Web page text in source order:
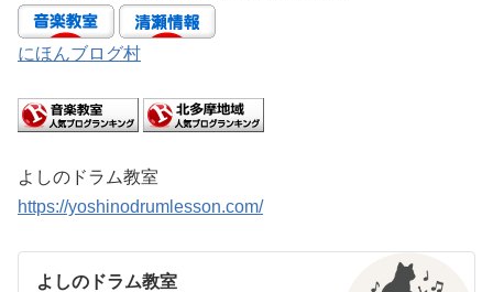
にほんブログ村
よしのドラム教室
https://yoshinodrumlesson.com/
よしのドラム教室